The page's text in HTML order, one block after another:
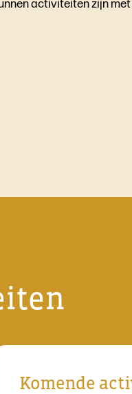
activiteiten zijn
Komende